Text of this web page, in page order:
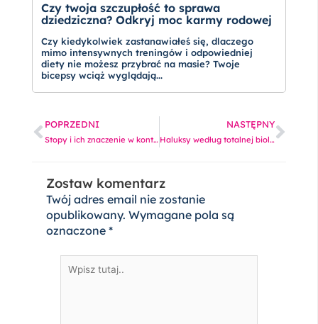
Czy twoja szczupłość to sprawa
dziedziczna? Odkryj moc karmy rodowej
Czy kiedykolwiek zastanawiałeś się, dlaczego
mimo intensywnych treningów i odpowiedniej
diety nie możesz przybrać na masie? Twoje
bicepsy wciąż wyglądają...
Prev
POPRZEDNI
Stopy i ich znaczenie w kontekście totalnej biologii
NASTĘPNY
Haluksy według totalnej biologii – ukryte przesłanie ciała
Zostaw komentarz
Twój adres email nie zostanie
opublikowany. Wymagane pola są
oznaczone *
Wpisz
tutaj..